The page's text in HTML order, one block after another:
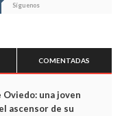
Síguenos
COMENTADAS
una joven
ascensor de su